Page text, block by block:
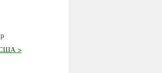
США >